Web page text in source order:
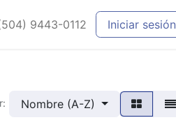
9443-0112 Iniciar sesión
Nombre (A-Z)